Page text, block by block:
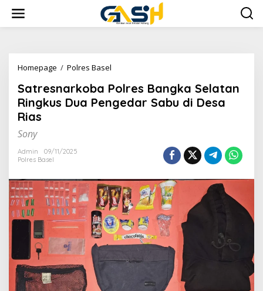
konten
Homepage / Polres Basel
Bangka
Selatan
Ringkus
Satresnarkoba Polres Bangka Selatan
Ringkus Dua Pengedar Sabu di Desa
Rias
Sony
Admin
09/11/2025
Polres Basel